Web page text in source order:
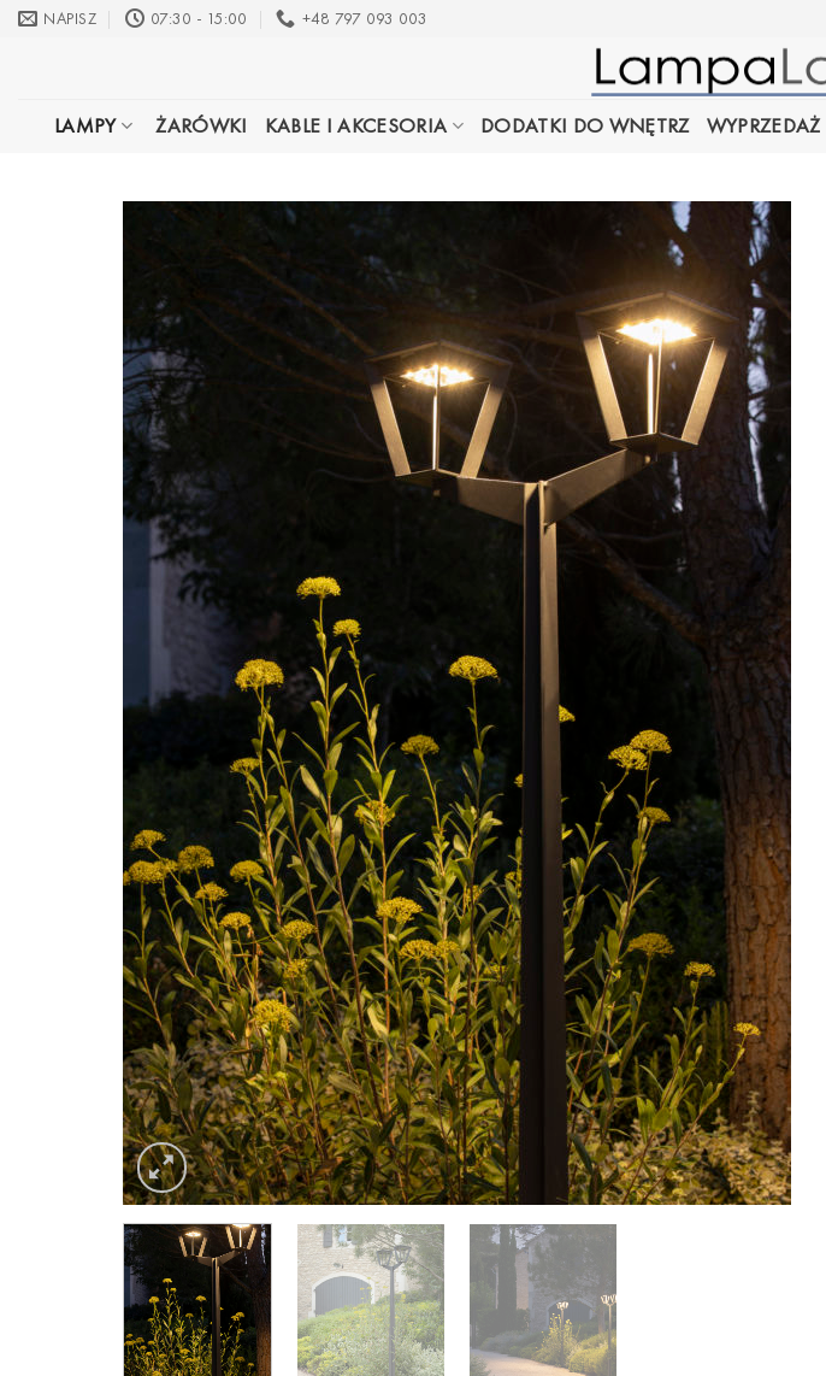
PrzewińNAPISZ 07:30 - 15:00 +48 797 093 003
LAMPY ŻARÓWKI KABLE I AKCESORIA DODATKI DO WNĘTRZ WYPRZEDAŻ